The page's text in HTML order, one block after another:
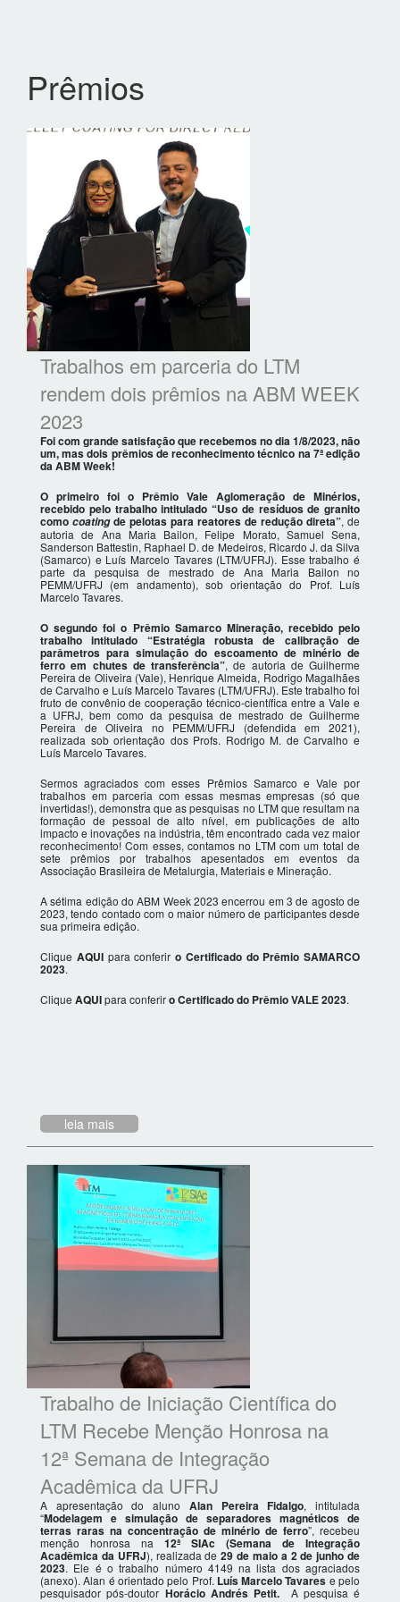
Prêmios
Trabalhos em parceria do LTM
rendem dois prêmios na ABM WEEK
2023
Foi com grande satisfação que recebemos no dia 1/8/2023, não
um, mas dois prêmios de reconhecimento técnico na 7ª edição
da ABM Week!
O primeiro foi o Prêmio Vale Aglomeração de Minérios,
recebido pelo trabalho intitulado “Uso de resíduos de granito
como coatingde pelotas para reatores de redução direta”, de
autoria de Ana Maria Bailon, Felipe Morato, Samuel Sena,
Sanderson Battestin, Raphael D. de Medeiros, Ricardo J. da Silva
(Samarco) e Luís Marcelo Tavares (LTM/UFRJ). Esse trabalho é
parte da pesquisa de mestrado de Ana Maria Bailon no
PEMM/UFRJ (em andamento), sob orientação do Prof. Luís
Marcelo Tavares.
O segundo foi o Prêmio Samarco Mineração, recebido pelo
trabalho intitulado “Estratégia robusta de calibração de
parâmetros para simulação do escoamento de minério de
ferro em chutes de transferência”, de autoria de Guilherme
Pereira de Oliveira (Vale), Henrique Almeida, Rodrigo Magalhães
de Carvalho e Luís Marcelo Tavares (LTM/UFRJ). Este trabalho foi
fruto de convênio de cooperação técnico-científica entre a Vale e
a UFRJ, bem como da pesquisa de mestrado de Guilherme
Pereira de Oliveira no PEMM/UFRJ (defendida em 2021),
realizada sob orientação dos Profs. Rodrigo M. de Carvalho e
Luís Marcelo Tavares.
Sermos agraciados com esses Prêmios Samarco e Vale por
trabalhos em parceria com essas mesmas empresas (só que
invertidas!), demonstra que as pesquisas no LTM que resultam na
formação de pessoal de alto nível, em publicações de alto
impacto e inovações na indústria, têm encontrado cada vez maior
reconhecimento! Com esses, contamos no LTM com um total de
sete prêmios por trabalhos apesentados em eventos da
Associação Brasileira de Metalurgia, Materiais e Mineração.
A sétima edição do ABM Week 2023 encerrou em 3 de agosto de
2023, tendo contado com o maior número de participantes desde
sua primeira edição.
Clique AQUIpara conferir o Certificado do Prêmio SAMARCO
2023.
Clique AQUIpara conferiro Certificado do Prêmio VALE 2023.
leia mais
Trabalho de Iniciação Científica do
LTM Recebe Menção Honrosa na
12ª Semana de Integração
Acadêmica da UFRJ
A apresentação do aluno Alan Pereira Fidalgo, intitulada
“Modelagem e simulação de separadores magnéticos de
terras raras na concentração de minério de ferro”, recebeu
menção honrosa na 12ª SIAc (Semana de Integração
Acadêmica da UFRJ), realizada de29 de maio a 2 de junho de
2023. Ele é o trabalho número 4149 na lista dos agraciados
(anexo). Alan é orientado pelo Prof. Luís Marcelo Tavares e pelo
pesquisador pós-doutor Horácio Andrés Petit. A pesquisa é